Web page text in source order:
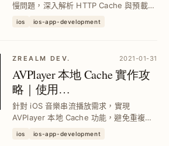
慢問題，深入解析 HTTP Cache 與預載技
定，實現流量與效能平衡，加速頁面響應
ios ios-app-development
ZREALM DEV. 2021-01-31
AVPlayer 本地 Cache 實作攻
略｜使用
AVAssetResourceLoaderDelegate
節省 iOS 音樂串流流量
針對 iOS 音樂串流播放需求，實現
AVPlayer 本地 Cache 功能，避免重複下
Resource Loader 與 PINCache 管理快
ios ios-app-development